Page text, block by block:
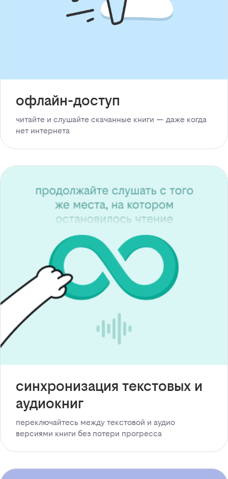
офлайн-доступ
читайте и слушайте скачанные книги — даже когда
нет интернета
синхронизация текстовых и
аудиокниг
переключайтесь между текстовой и аудио
версиями книги без потери прогресса